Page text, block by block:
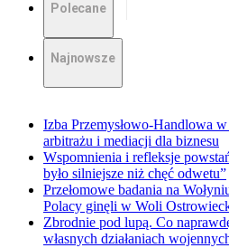
Polecane
Najnowsze
Izba Przemysłowo-Handlowa
arbitrażu i mediacji dla biznesu
Wspomnienia i refleksje
było silniejsze niż chęć odwetu”
Przełomowe badania na
Polacy ginęli w Woli
Zbrodnie pod lupą. Co
własnych działaniach